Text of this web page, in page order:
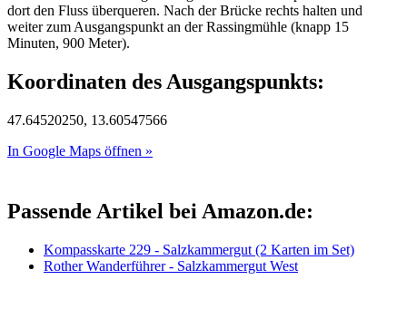
dort den Fluss überqueren. Nach der Brücke rechts halten und
weiter zum Ausgangspunkt an der Rassingmühle (knapp 15
Minuten, 900 Meter).
Koordinaten des Ausgangspunkts:
47.64520250, 13.60547566
In Google Maps öffnen »
Passende Artikel bei Amazon.de:
Kompasskarte 229 - Salzkammergut (2 Karten im Set)
Rother Wanderführer - Salzkammergut West